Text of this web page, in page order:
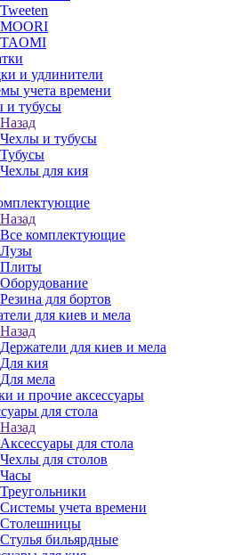
Tweeten
MOORI
TAOMI
и удлинители
учета времени
и тубусы
Назад
Чехлы и тубусы
Тубусы
Чехлы для кия
Назад
Все комплектующие
Лузы
Плиты
Оборудование
Резина для бортов
для киев и мела
Назад
Держатели для киев и мела
Для кия
Для мела
и прочие аксессуары
для стола
Назад
Аксессуары для стола
Чехлы для столов
Часы
Треугольники
Системы учета времени
Столешницы
Стулья бильярдные